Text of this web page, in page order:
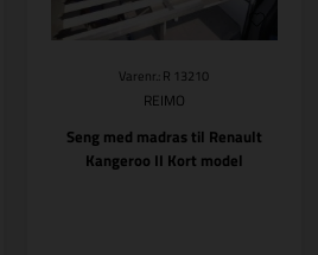
Varenr.: R 13210
REIMO
Seng med madras til Renault
Kangeroo II Kort model